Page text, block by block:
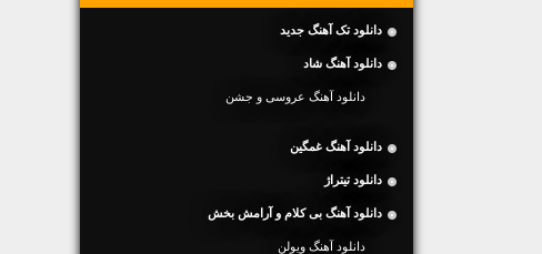
دانلود تک آهنگ جدید
دانلود آهنگ شاد
دانلود آهنگ عروسی و جشن
دانلود آهنگ غمگین
دانلود تیتراژ
دانلود آهنگ بی کلام و آرامش بخش
دانلود آهنگ ویولن